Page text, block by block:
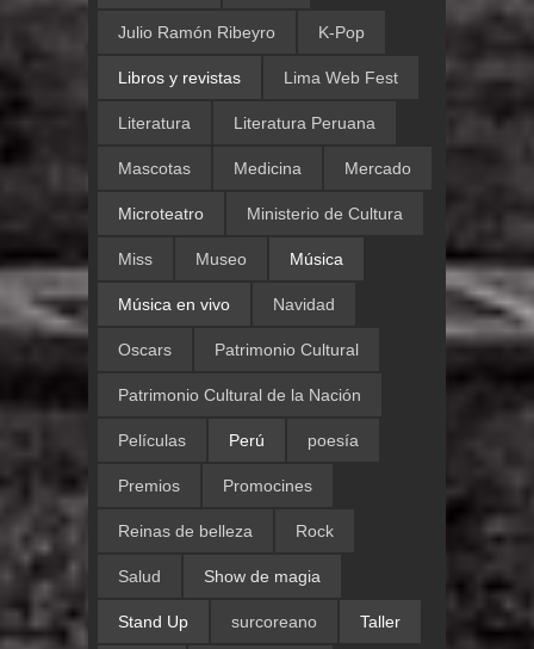
Julio Ramón Ribeyro K-Pop
Libros y revistas Lima Web Fest
Literatura Literatura Peruana
Mascotas Medicina Mercado
Microteatro Ministerio de Cultura
Miss Museo Música
Música en vivo Navidad
Oscars Patrimonio Cultural
Patrimonio Cultural de la Nación
Películas Perú poesía
Premios Promocines
Reinas de belleza Rock
Salud Show de magia
Stand Up surcoreano Taller